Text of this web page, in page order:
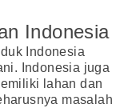
Indonesia
Indonesia
Indonesia juga
lahan dan
masalah